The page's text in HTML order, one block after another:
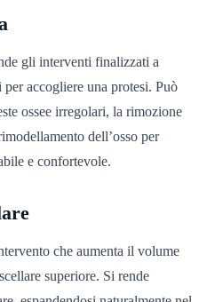
gli interventi finalizzati a
accogliere una protesi. Può
ossee irregolari, la rimozione
dell’osso per
e confortevole.
che aumenta il volume
superiore. Si rende